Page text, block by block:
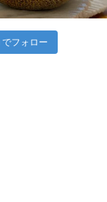
でフォロー